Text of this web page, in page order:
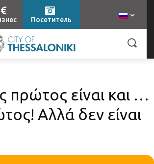
Посетитель
είναι και …
Αλλά δεν είναι